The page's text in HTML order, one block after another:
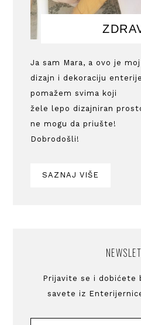
Ja sam Mara, a ovo je
dizajn i dekoraciju
pomažem svima koji
žele lepo dizajniran
ne mogu da priušte!
Dobrodošli!
SAZNAJ VIŠE
Prijavite se i dobićete
savete iz